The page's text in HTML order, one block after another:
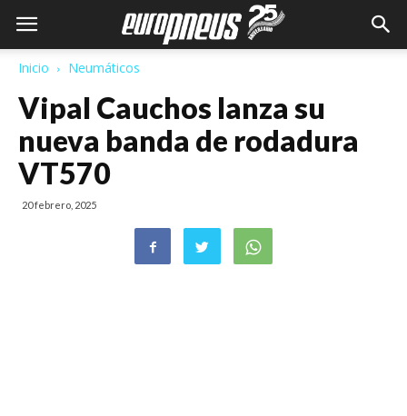
Inicio Neumáticos
Vipal Cauchos lanza su
nueva banda de rodadura
VT570
20 febrero, 2025